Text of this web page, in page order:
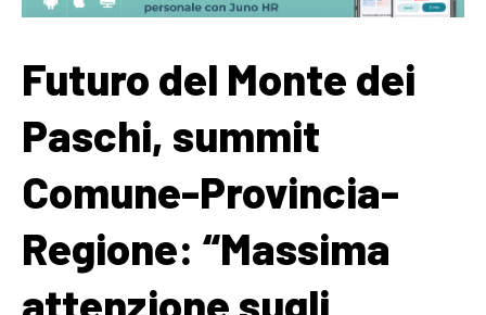
Futuro del Monte dei
Paschi, summit
Comune-Provincia-
Regione: “Massima
attenzione sugli